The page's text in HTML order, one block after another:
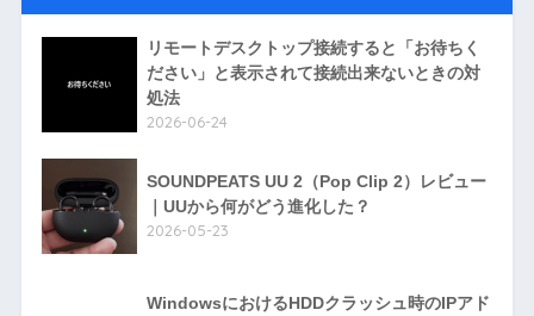
リモートデスクトップ接続すると「お待ちく
ださい」と表示されて接続出来ないときの対
処法
2026-06-24
SOUNDPEATS UU 2（Pop Clip 2）レビュー
｜UUから何がどう進化した？
2026-05-23
WindowsにおけるHDDクラッシュ時のIPアド